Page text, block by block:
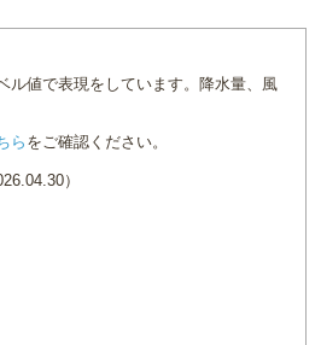
ル値で表現をしています。降水量、風
ら をご確認ください。
）